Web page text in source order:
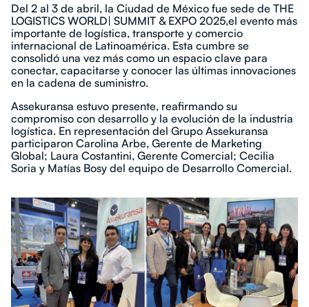
Del 2 al 3 de abril, la Ciudad de México fue sede de THE
LOGISTICS WORLD| SUMMIT & EXPO 2025,el evento más
importante de logística, transporte y comercio
internacional de Latinoamérica. Esta cumbre se
consolidó una vez más como un espacio clave para
conectar, capacitarse y conocer las últimas innovaciones
en la cadena de suministro.
Assekuransa estuvo presente, reafirmando su
compromiso con desarrollo y la evolución de la industria
logística. En representación del Grupo Assekuransa
participaron Carolina Arbe, Gerente de Marketing
Global; Laura Costantini, Gerente Comercial; Cecilia
Soria y Matías Bosy del equipo de Desarrollo Comercial.